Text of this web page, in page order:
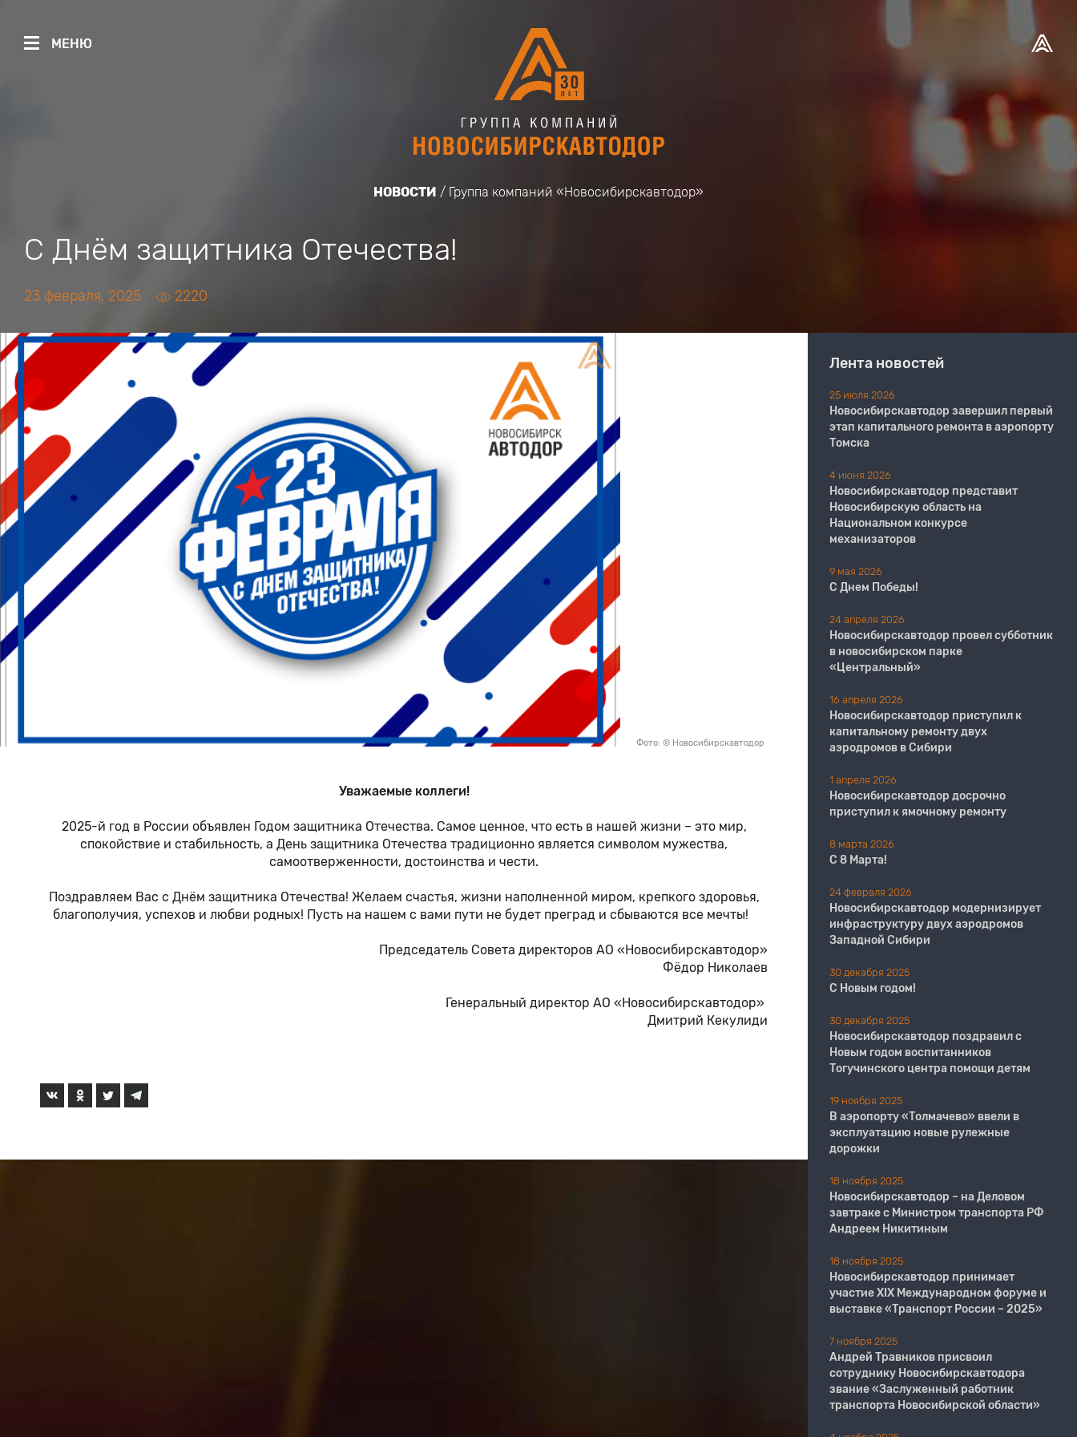
МЕНЮ
НОВОСТИ Группа компаний «Новосибирскавтодор»
С Днём защитника Отечества!
23 февраля, 2025 2220
Фото: © Новосибирскавтодор
Уважаемые коллеги!
2025-й год в России объявлен Годом защитника Отечества. Самое ценное, что есть в нашей жизни – это мир,
спокойствие и стабильность, а День защитника Отечества традиционно является символом мужества,
самоотверженности, достоинства и чести.
Поздравляем Вас с Днём защитника Отечества! Желаем счастья, жизни наполненной миром, крепкого здоровья,
благополучия, успехов и любви родных! Пусть на нашем с вами пути не будет преград и сбываются все мечты!
Председатель Совета директоров АО «Новосибирскавтодор»
Фёдор Николаев
Генеральный директор АО «Новосибирскавтодор»
Дмитрий Кекулиди
Лента новостей
25 июля 2026
Новосибирскавтодор завершил первый
этап капитального ремонта в аэропорту
Томска
4 июня 2026
Новосибирскавтодор представит
Новосибирскую область на
Национальном конкурсе
механизаторов
9 мая 2026
С Днем Победы!
24 апреля 2026
Новосибирскавтодор провел субботник
в новосибирском парке
«Центральный»
16 апреля 2026
Новосибирскавтодор приступил к
капитальному ремонту двух
аэродромов в Сибири
1 апреля 2026
Новосибирскавтодор досрочно
приступил к ямочному ремонту
8 марта 2026
С 8 Марта!
24 февраля 2026
Новосибирскавтодор модернизирует
инфраструктуру двух аэродромов
Западной Сибири
30 декабря 2025
С Новым годом!
30 декабря 2025
Новосибирскавтодор поздравил с
Новым годом воспитанников
Тогучинского центра помощи детям
19 ноября 2025
В аэропорту «Толмачево» ввели в
эксплуатацию новые рулежные
дорожки
18 ноября 2025
Новосибирскавтодор – на Деловом
завтраке с Министром транспорта РФ
Андреем Никитиным
18 ноября 2025
Новосибирскавтодор принимает
участие XIX Международном форуме и
выставке «Транспорт России – 2025»
7 ноября 2025
Андрей Травников присвоил
сотруднику Новосибирскавтодора
звание «Заслуженный работник
транспорта Новосибирской области»